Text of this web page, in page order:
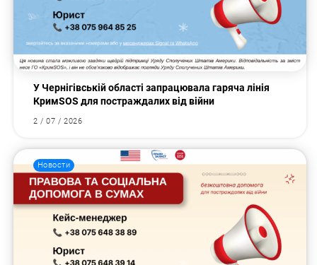
У Чернігівській області запрацювала гаряча лінія
КримSOS для постраждалих від війни
2 / 07 / 2026
Новости